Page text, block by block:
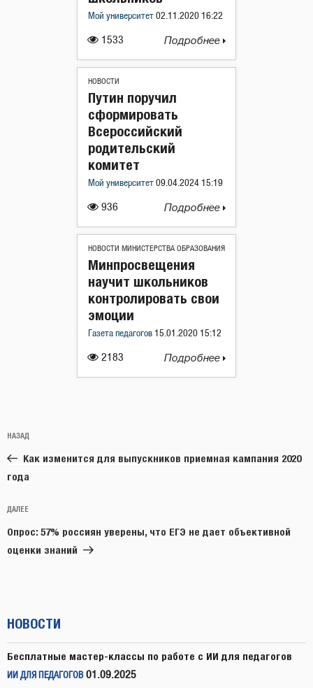
1533
Мой университет 02.11.2020 16:22
Подробнее
НОВОСТИ
936
Путин поручил
сформировать
Всероссийский
родительский
комитет
Мой университет 09.04.2024 15:19
Подробнее
НОВОСТИ МИНИСТЕРСТВА ОБРАЗОВАНИЯ
2183
Минпросвещения
научит школьников
контролировать свои
эмоции
Газета педагогов 15.01.2020 15:12
Подробнее
по
записям
Предыдущая
запись:
НАЗАД
Как изменится для выпускников приемная кампания 2020
года
Следующая
запись
ДАЛЕЕ
Опрос: 57% россиян уверены, что ЕГЭ не дает объективной
оценки знаний
НОВОСТИ
Бесплатные мастер-классы по работе с ИИ для педагогов
ИИ ДЛЯ ПЕДАГОГОВ 01.09.2025